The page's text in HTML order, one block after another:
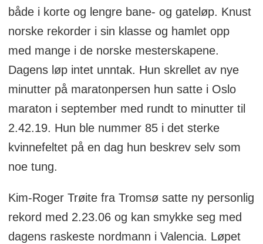
både i korte og lengre bane- og gateløp. Knust
norske rekorder i sin klasse og hamlet opp
med mange i de norske mesterskapene.
Dagens løp intet unntak. Hun skrellet av nye
minutter på maratonpersen hun satte i Oslo
maraton i september med rundt to minutter til
2.42.19. Hun ble nummer 85 i det sterke
kvinnefeltet på en dag hun beskrev selv som
noe tung.
Kim-Roger Trøite fra Tromsø satte ny personlig
rekord med 2.23.06 og kan smykke seg med
dagens raskeste nordmann i Valencia. Løpet